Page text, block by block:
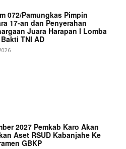
072/Pamungkas Pimpin
17-an dan Penyerahan
Juara Harapan I Lomba
TNI AD
2027 Pemkab Karo Akan
Aset RSUD Kabanjahe Ke
GBKP